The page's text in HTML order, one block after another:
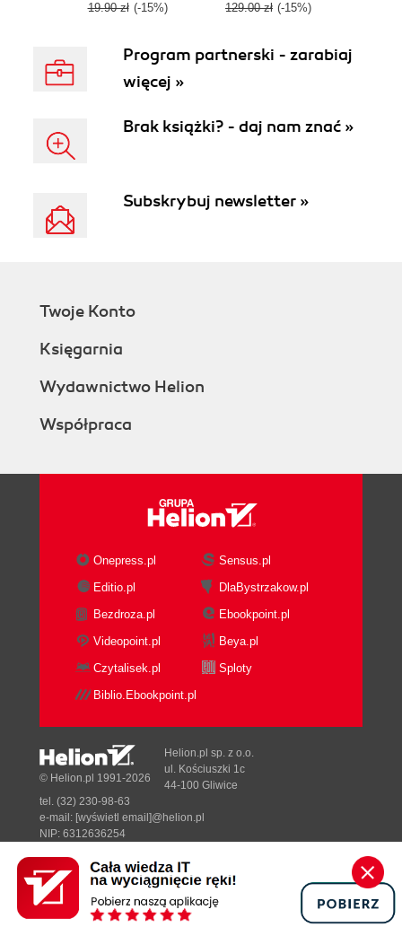
19.90 zł (-15%) 129.00 zł (-15%)
Program partnerski - zarabiaj
więcej »
Brak książki? - daj nam znać »
Subskrybuj newsletter »
Twoje Konto
Księgarnia
Wydawnictwo Helion
Współpraca
Onepress.pl
Sensus.pl
Editio.pl
DlaBystrzakow.pl
Bezdroza.pl
Ebookpoint.pl
Videopoint.pl
Beya.pl
Czytalisek.pl
Sploty
Biblio.Ebookpoint.pl
Designed with ♥ byTonik.pl
© Helion.pl 1991-2026
Helion.pl sp. z o.o.
ul. Kościuszki 1c
44-100 Gliwice
tel. (32) 230-98-63
e-mail: [wyświetl email]@helion.pl
NIP: 6312636254
Pełna wersja strony »